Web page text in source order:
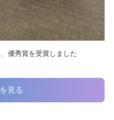
優秀賞を受賞しました
見る